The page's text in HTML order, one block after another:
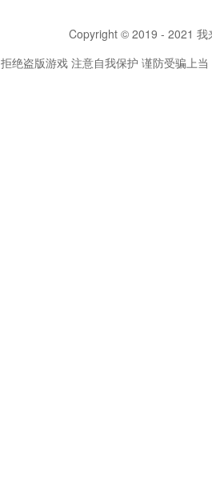
Copyright © 2019 - 2021 我
拒绝盗版游戏 注意自我保护 谨防受骗上